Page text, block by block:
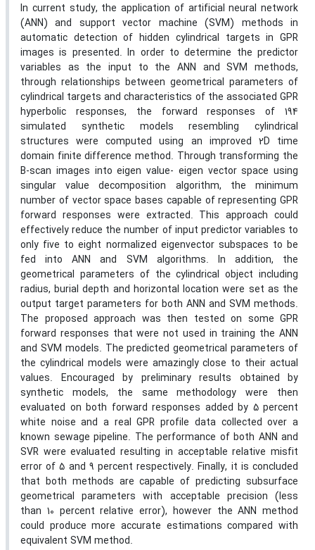
In current study, the application of artificial neural network
(ANN) and support vector machine (SVM) methods in
automatic detection of hidden cylindrical targets in GPR
images is presented. In order to determine the predictor
variables as the input to the ANN and SVM methods,
through relationships between geometrical parameters of
cylindrical targets and characteristics of the associated GPR
hyperbolic responses, the forward responses of 194
simulated synthetic models resembling cylindrical
structures were computed using an improved 2D time
domain finite difference method. Through transforming the
B-scan images into eigen value- eigen vector space using
singular value decomposition algorithm, the minimum
number of vector space bases capable of representing GPR
forward responses were extracted. This approach could
effectively reduce the number of input predictor variables to
only five to eight normalized eigenvector subspaces to be
fed into ANN and SVM algorithms. In addition, the
geometrical parameters of the cylindrical object including
radius, burial depth and horizontal location were set as the
output target parameters for both ANN and SVM methods.
The proposed approach was then tested on some GPR
forward responses that were not used in training the ANN
and SVM models. The predicted geometrical parameters of
the cylindrical models were amazingly close to their actual
values. Encouraged by preliminary results obtained by
synthetic models, the same methodology were then
evaluated on both forward responses added by 5 percent
white noise and a real GPR profile data collected over a
known sewage pipeline. The performance of both ANN and
SVR were evaluated resulting in acceptable relative misfit
error of 5 and 9 percent respectively. Finally, it is concluded
that both methods are capable of predicting subsurface
geometrical parameters with acceptable precision (less
than 10 percent relative error), however the ANN method
could produce more accurate estimations compared with
equivalent SVM method.